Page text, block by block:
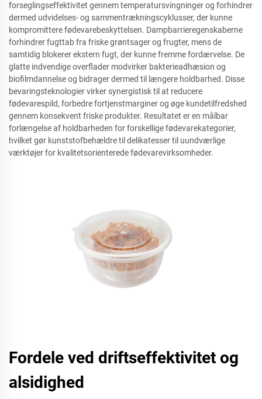
forseglingseffektivitet gennem temperatursvingninger og forhindrer
dermed udvidelses- og sammentrækningscyklusser, der kunne
kompromittere fødevarebeskyttelsen. Dampbarrieregenskaberne
forhindrer fugttab fra friske grøntsager og frugter, mens de
samtidig blokerer ekstern fugt, der kunne fremme fordærvelse. De
glatte indvendige overflader modvirker bakterieadhæsion og
biofilmdannelse og bidrager dermed til længere holdbarhed. Disse
bevaringsteknologier virker synergistisk til at reducere
fødevarespild, forbedre fortjenstmarginer og øge kundetilfredshed
gennem konsekvent friske produkter. Resultatet er en målbar
forlængelse af holdbarheden for forskellige fødevarekategorier,
hvilket gør kunststofbehældre til delikatesser til uundværlige
værktøjer for kvalitetsorienterede fødevarevirksomheder.
Fordele ved driftseffektivitet og
alsidighed